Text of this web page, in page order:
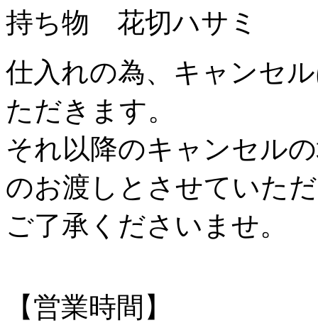
持ち物 花切ハサミ
仕入れの為、キャンセ
ただきます。
それ以降のキャンセル
のお渡しとさせていた
ご了承くださいませ。
【営業時間】